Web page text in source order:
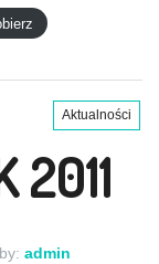
Aktualności
2011
admin